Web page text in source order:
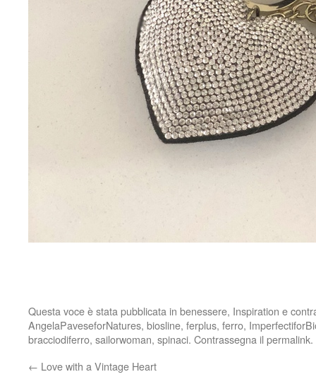
Questa voce è stata pubblicata in benessere, Inspiration e
AngelaPaveseforNatures, biosline, ferplus, ferro,
bracciodiferro, sailorwoman, spinaci. Contrassegna il permalink.
← Love with a Vintage Heart